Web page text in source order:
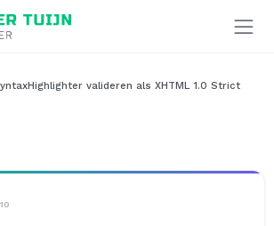
valideren als XHTML 1.0 Strict